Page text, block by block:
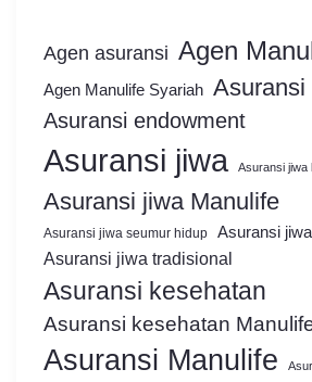
Agen asuransi Agen
Agen Manulife Syariah Asuransi
Asuransi endowment
Asuransi jiwa Asuransi jiwa
Asuransi jiwa Manulife
Asuransi jiwa seumur hidup Asuransi
Asuransi jiwa tradisional
Asuransi kesehatan
Asuransi kesehatan
Asuransi Manulife